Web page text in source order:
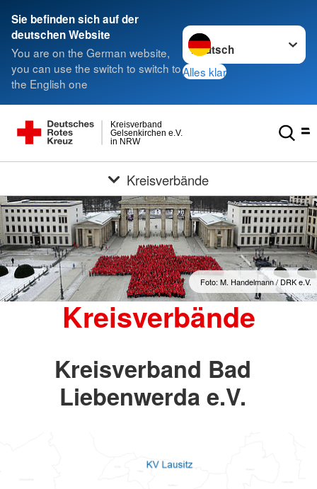
Sie befinden sich auf der
deutschen Website
You are on the German website,
you can use the switch to switch to
the English one
Sprache wechseln zu
Alles klar
in NRW
Gelsenkirchen e.V.
Kreisverband
Kreisverbände
Foto: M. Handelmann / DRK e.V.
Kreisverbände
Kreisverband Bad
Liebenwerda e.V.